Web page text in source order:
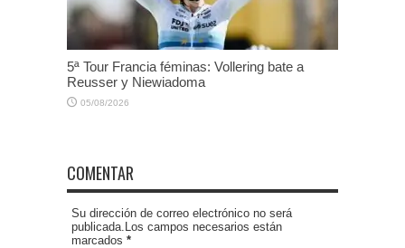
5ª Tour Francia féminas: Vollering bate a
Reusser y Niewiadoma
05/08/2026
COMENTAR
Su dirección de correo electrónico no será
publicada.Los campos necesarios están
marcados *